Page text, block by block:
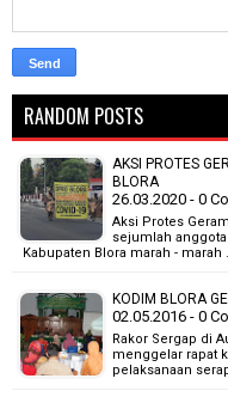
RANDOM POSTS
AKSI PROTES
BLORA
26.03.2020 - 0
Aksi Protes
sejumlah anggota
Kabupaten Blora marah - marah
KODIM BLORA
02.05.2016 - 0
Rakor Sergap di
menggelar rapat
pelaksanaan